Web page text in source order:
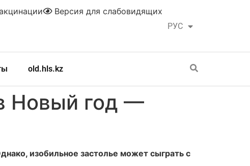
РУС
ҚАЗ
Версия для слабовидящих
old.hls.kz
Новый год —
изобильное застолье может сыграть с